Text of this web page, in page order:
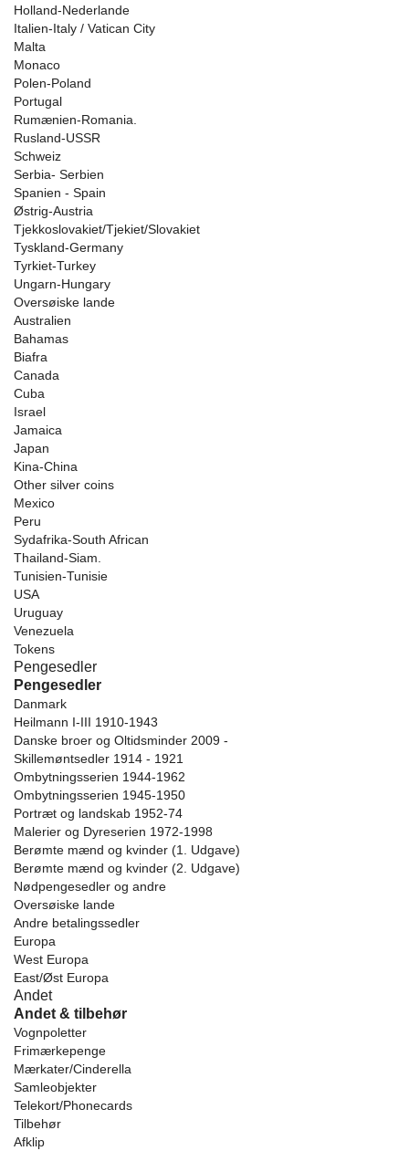
Holland-Nederlande
Italien-Italy / Vatican City
Malta
Monaco
Polen-Poland
Portugal
Rumænien-Romania.
Rusland-USSR
Schweiz
Serbia- Serbien
Spanien - Spain
Østrig-Austria
Tjekkoslovakiet/Tjekiet/Slovakiet
Tyskland-Germany
Tyrkiet-Turkey
Ungarn-Hungary
Oversøiske lande
Australien
Bahamas
Biafra
Canada
Cuba
Israel
Jamaica
Japan
Kina-China
Other silver coins
Mexico
Peru
Sydafrika-South African
Thailand-Siam.
Tunisien-Tunisie
USA
Uruguay
Venezuela
Tokens
Pengesedler
Pengesedler
Danmark
Heilmann I-III 1910-1943
Danske broer og Oltidsminder 2009 -
Skillemøntsedler 1914 - 1921
Ombytningsserien 1944-1962
Ombytningsserien 1945-1950
Portræt og landskab 1952-74
Malerier og Dyreserien 1972-1998
Berømte mænd og kvinder (1. Udgave)
Berømte mænd og kvinder (2. Udgave)
Nødpengesedler og andre
Oversøiske lande
Andre betalingssedler
Europa
West Europa
East/Øst Europa
Andet
Andet & tilbehør
Vognpoletter
Frimærkepenge
Mærkater/Cinderella
Samleobjekter
Telekort/Phonecards
Tilbehør
Afklip